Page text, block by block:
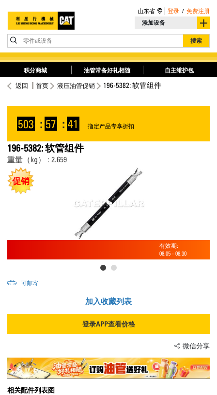
添加设备
零件或设备 搜索
山东省 登录 / 免费注册
积分商城 油管常备好礼相随 自主维护包
返回 首页 液压油管促销 196-5382: 软管组件
503 : 57 : 40 指定产品专享折扣
196-5382: 软管组件
重量（kg） : 2.659
促销
有效期:
08.05 - 08.30
可邮寄
加入收藏列表
登录APP查看价格
微信分享
相关配件列表图